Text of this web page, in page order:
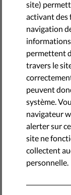
by Camille Van
novembre 29, 2018
Le 1er octobre
dans le Brabant
l’Asile et à la
d’une
attendait sa fille
filmer la scène
ordonnent
valoir ses
injustifiés et
policiers.
En filmant
exerce ses
site)
activant des
navigation
informations
permettent
travers le
peuvent
système.
navigateur
alerter sur
site ne
collectent
personnelle.